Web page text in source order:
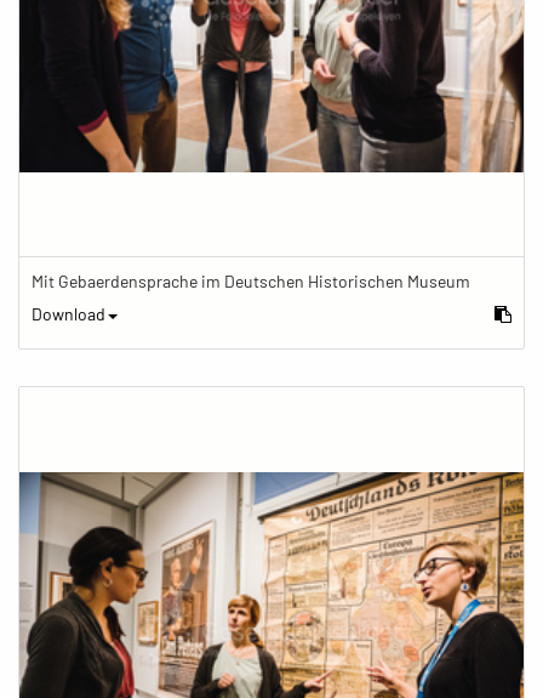
Mit Gebaerdensprache im Deutschen Historischen Museum
Download